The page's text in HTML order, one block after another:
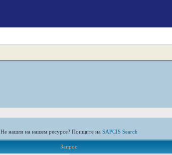
Не нашли на нашем ресурсе? Поищите на SAPCIS Search
Запрос